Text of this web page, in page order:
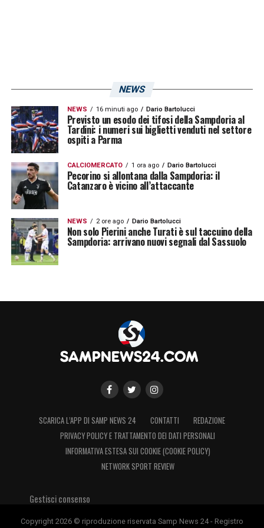
NEWS
NEWS 16 minuti ago Dario Bartolucci
Previsto un esodo dei tifosi della Sampdoria al
Tardini: i numeri sui biglietti venduti nel settore
ospiti a Parma
CALCIOMERCATO 1 ora ago Dario Bartolucci
Pecorino si allontana dalla Sampdoria: il
Catanzaro è vicino all’attaccante
NEWS 2 ore ago Dario Bartolucci
Non solo Pierini anche Turati è sul taccuino della
Sampdoria: arrivano nuovi segnali dal Sassuolo
SCARICA L’APP DI SAMP NEWS 24 CONTATTI
REDAZIONE
PRIVACY POLICY E TRATTAMENTO DEI DATI PERSONALI
INFORMATIVA ESTESA SUI COOKIE (COOKIE POLICY)
NETWORK SPORT REVIEW
Gestisci consenso
Copyright 2026 © riproduzione riservata Samp News 24 - Registro